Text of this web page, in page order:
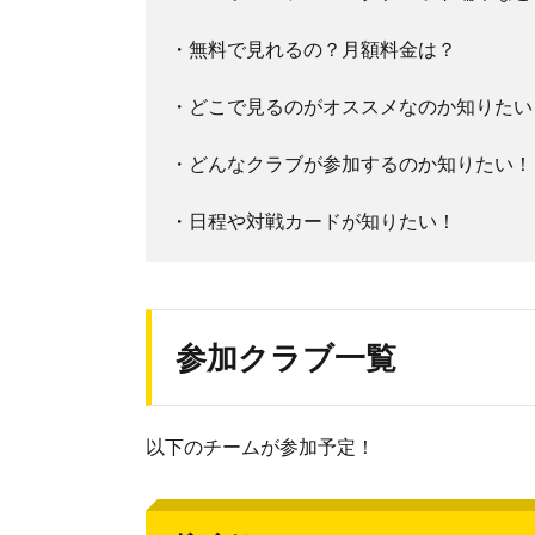
・無料で見れるの？月額料金は？
・どこで見るのがオススメなのか知りた
・どんなクラブが参加するのか知りたい！
・日程や対戦カードが知りたい！
参加クラブ一覧
以下のチームが参加予定！